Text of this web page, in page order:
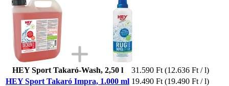
HEY Sport Takaró-Wash, 2,50 l 31.590 Ft (12.636 Ft / l)
HEY Sport Takaró Impra, 1.000 ml 19.490 Ft (19.490 Ft / l)